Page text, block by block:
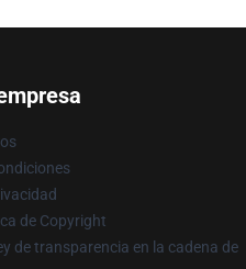
de Copyright
de transparencia en la cadena de